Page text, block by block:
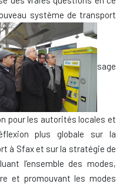
système de transport
sage
pour les autorités locales et
plus globale sur la
à Sfax et sur la stratégie de
l’ensemble des modes,
et promouvant les modes